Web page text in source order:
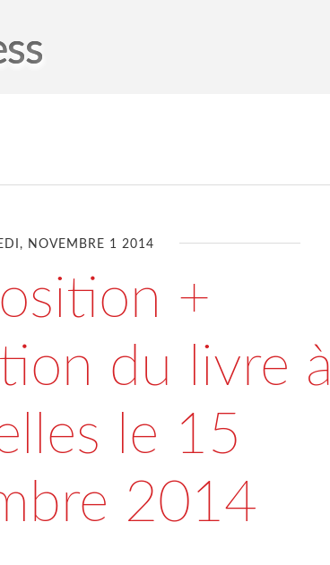
NOVEMBRE 1 2014
+
du livre à
le 15
2014